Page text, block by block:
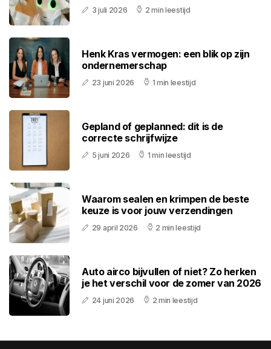
3 juli 2026 2 min leestijd
Henk Kras vermogen: een blik op zijn
ondernemerschap
23 juni 2026 1 min leestijd
Gepland of geplanned: dit is de
correcte schrijfwijze
5 juni 2026 1 min leestijd
Waarom sealen en krimpen de beste
keuze is voor jouw verzendingen
29 april 2026 2 min leestijd
Auto airco bijvullen of niet? Zo herken
je het verschil voor de zomer van 2026
24 juni 2026 2 min leestijd